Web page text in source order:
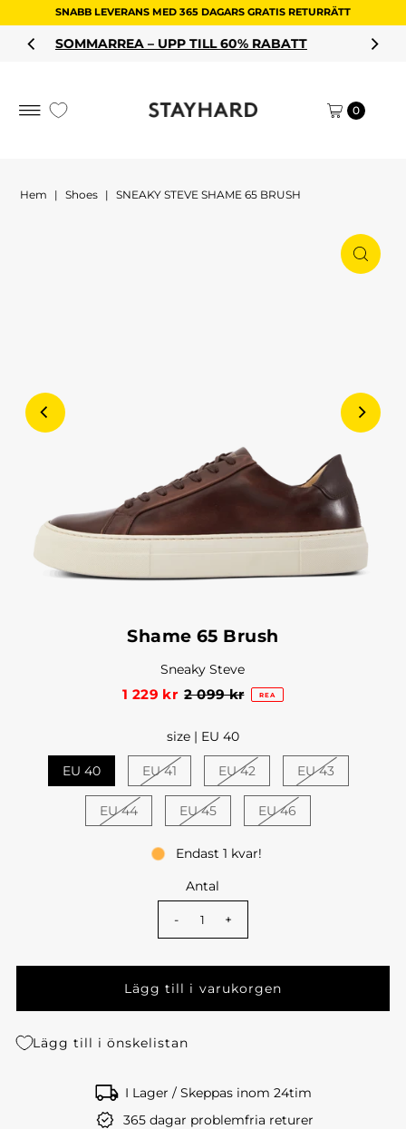
SNABB LEVERANS MED 365 DAGARS GRATIS RETURRÄTT
TILL 60% RABATT HANDLA
0
Hem | Shoes | SNEAKY STEVE SHAME 65 BRUSH
Shame 65 Brush
Sneaky Steve
1 229 kr 2 099 kr REA
size | EU 40
EU 40 EU 41 EU 42 EU 43
EU 44 EU 45 EU 46
Endast 1 kvar!
Antal
- +
Lägg till i önskelistan
I Lager / Skeppas inom 24tim
365 dagar problemfria returer